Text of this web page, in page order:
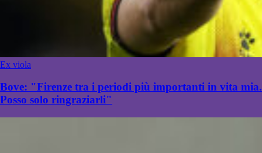
Ex viola
Bove: "Firenze tra i periodi più importanti in vita mia.
Posso solo ringraziarli"